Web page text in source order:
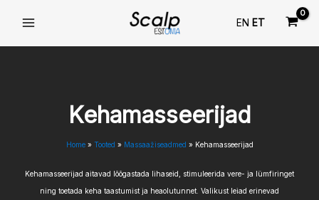
EN ET
Kehamasseerijad
Home Tooted Massaažiseadmed Kehamasseerijad
Kehamasseerijad aitavad lõõgastada lihaseid, stimuleerida vere- ja lümfiringet
ning toetada keha taastumist ja heaolutunnet. Valikust leiad erinevad